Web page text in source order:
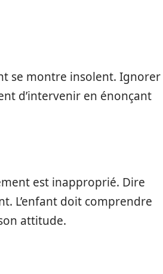
se montre insolent. Ignorer
d’intervenir en énonçant
est inapproprié. Dire
L’enfant doit comprendre
attitude.